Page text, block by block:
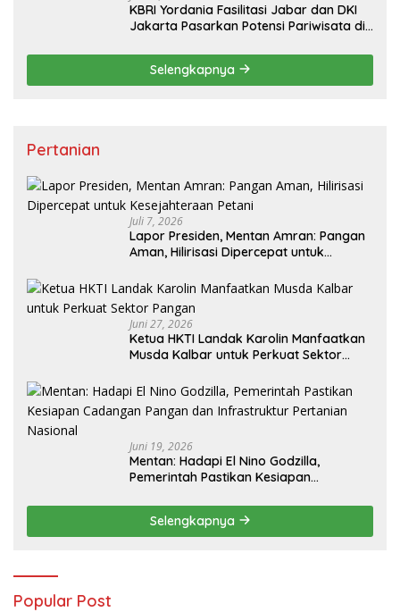
KBRI Yordania Fasilitasi Jabar dan DKI
Jakarta Pasarkan Potensi Pariwisata di
Selengkapnya
Pertanian
Juli 7, 2026
Lapor Presiden, Mentan Amran: Pangan
Aman, Hilirisasi Dipercepat untuk
Juni 27, 2026
Ketua HKTI Landak Karolin Manfaatkan
Musda Kalbar untuk Perkuat Sektor
Juni 19, 2026
Mentan: Hadapi El Nino Godzilla,
Pemerintah Pastikan Kesiapan
Pertanian Nasional
Selengkapnya
Popular Post